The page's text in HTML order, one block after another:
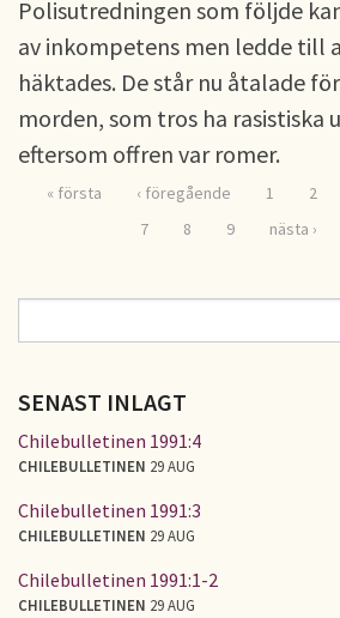
Polisutredningen som följde
av inkompetens men ledde till
häktades. De står nu åtalade
morden, som tros ha rasistiska
eftersom offren var romer.
Sidor
« första ‹ föregående 1 2
7
8 9 nästa ›
SÖKFORMULÄR
SENAST INLAGT
Chilebulletinen 1991:4
CHILEBULLETINEN 29 AUG
Chilebulletinen 1991:3
CHILEBULLETINEN 29 AUG
Chilebulletinen 1991:1-2
CHILEBULLETINEN 29 AUG